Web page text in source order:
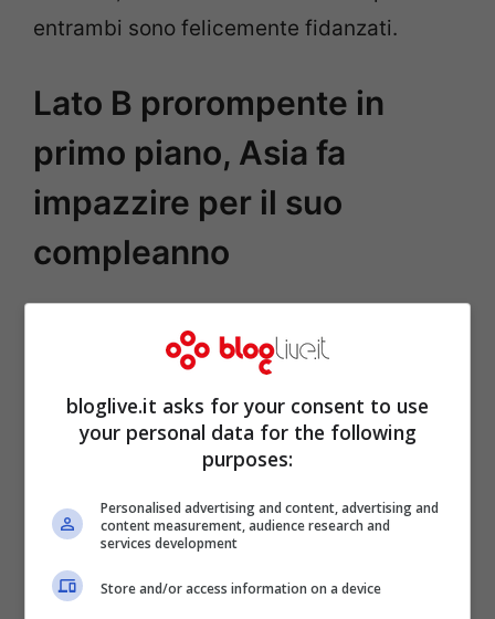
entrambi sono felicemente fidanzati.
Lato B prorompente in
primo piano, Asia fa
impazzire per il suo
compleanno
bloglive.it asks for your consent to use
your personal data for the following
purposes:
Personalised advertising and content, advertising and
content measurement, audience research and
services development
Store and/or access information on a device